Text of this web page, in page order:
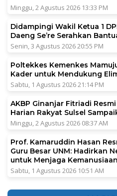
Minggu, 2 Agustus 2026 13:33 PM
Didampingi Wakil Ketua 1
Daeng Se’re Serahkan
Senin, 3 Agustus 2026 20:55 PM
Poltekkes Kemenkes
Kader untuk Mendukung
Sabtu, 1 Agustus 2026 21:14 PM
AKBP Ginanjar Fitriadi
Harian Rakyat Sulsel
Minggu, 2 Agustus 2026 08:37 AM
Prof. Kamaruddin Hasan
Guru Besar UNM: Hadirkan
untuk Menjaga
Sabtu, 1 Agustus 2026 10:51 AM